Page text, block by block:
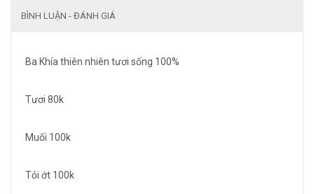
BÌNH LUẬN - ĐÁNH GIÁ
Ba Khía thiên nhiên tươi sống 100%
Tươi 80k
Muối 100k
Tỏi ớt 100k